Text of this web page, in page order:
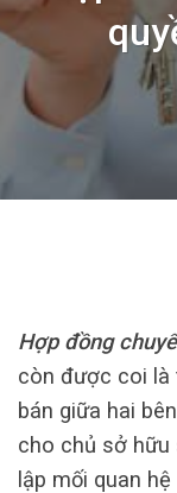
Hợp đồng
còn được coi là
bán giữa hai
cho chủ sở hữu
lập mối quan